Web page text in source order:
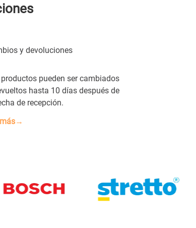
y devoluciones
pueden ser cambiados
hasta 10 días después de
de recepción.